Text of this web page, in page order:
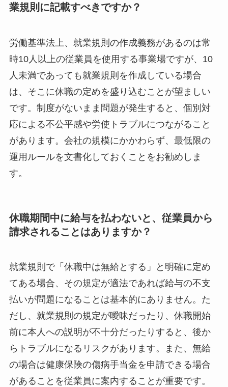
業規則に記載すべきですか？
労働基準法上、就業規則の作成義務があるのは常
時10人以上の従業員を使用する事業場ですが、10
人未満であっても就業規則を作成している場合
は、そこに休職の定めを盛り込むことが望ましい
です。制度がないまま問題が発生すると、個別対
応による不公平感や労使トラブルにつながること
があります。会社の規模にかかわらず、最低限の
運用ルールを文書化しておくことをお勧めしま
す。
休職期間中に給与を払わないと、従業員から
請求されることはありますか？
就業規則で「休職中は無給とする」と明確に定め
てある場合、その規定が適法であれば給与の不支
払いが問題になることは基本的にありません。た
だし、就業規則の規定が曖昧だったり、休職開始
前に本人への説明が不十分だったりすると、後か
らトラブルになるリスクがあります。また、無給
の場合は健康保険の傷病手当金を申請できる場合
があることを従業員に案内することが重要です。